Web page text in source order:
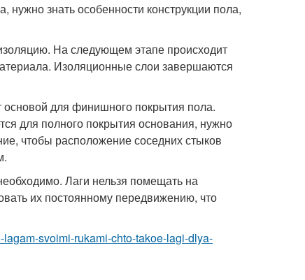
знать особенности конструкции пола,
На следующем этапе происходит
Изоляционные слои завершаются
для финишного покрытия пола.
для полного покрытия основания, нужно
чтобы расположение соседних стыков
Лаги нельзя помещать на
их постоянному передвижению, что
svoimi-rukami-chto-takoe-lagi-dlya-